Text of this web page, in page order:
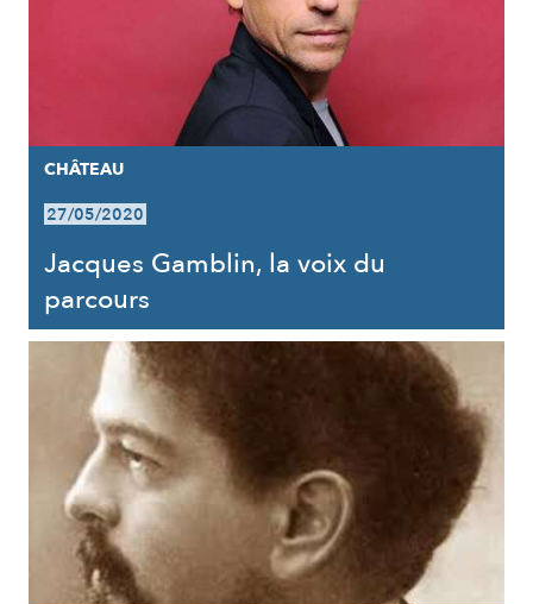
CHÂTEAU
27/05/2020
Jacques Gamblin, la voix du
parcours